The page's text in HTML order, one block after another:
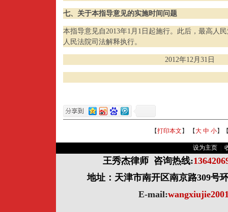
七、关于本指导意见的实施时间问题
本指导意见自2013年1月1日起施行。此后，最高人
人民法院司法解释执行。
2012年12月 31 日
【打印本文 】 【大 中 小】
设为主页
王秀杰律师 咨询热线:
地址：天津市南开区南京路309号
E-mail: